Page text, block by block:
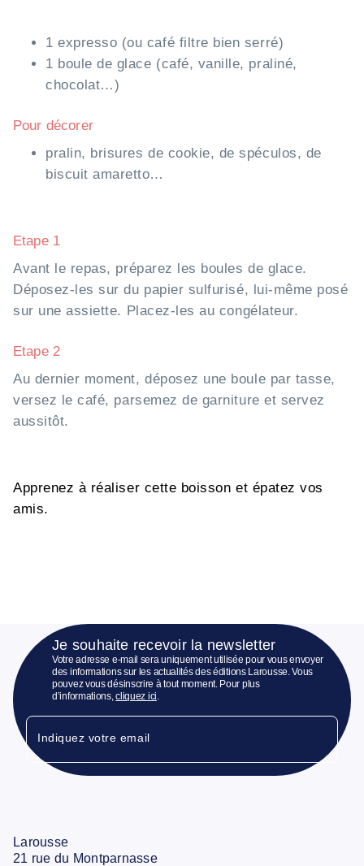
1 expresso (ou café filtre bien serré)
1 boule de glace (café, vanille, praliné,
chocolat…)
Pour décorer
pralin, brisures de cookie, de spéculos, de
biscuit amaretto…
Etape 1
Avant le repas, préparez les boules de glace.
Déposez-les sur du papier sulfurisé, lui-même posé
sur une assiette. Placez-les au congélateur.
Etape 2
Au dernier moment, déposez une boule par tasse,
versez le café, parsemez de garniture et servez
aussitôt.
Apprenez à réaliser cette boisson et épatez vos
amis.
Je souhaite recevoir la newsletter
Votre adresse e-mail sera uniquement utilisée pour vous envoyer
des informations sur les actualités des éditions Larousse. Vous
pouvez vous désinscrire à tout moment. Pour plus
d’informations,cliquez ici.
Indiquez votre email
Larousse
21 rue du Montparnasse